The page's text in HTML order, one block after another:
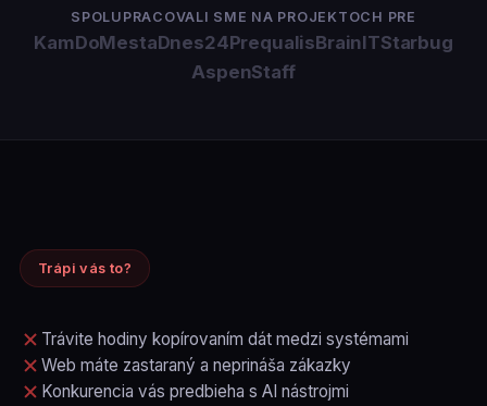
SPOLUPRACOVALI SME NA PROJEKTOCH PRE
KamDoMestaDnes24PrequalisBrainITStarbug
AspenStaff
Trápi vás to?
Trávite hodiny kopírovaním dát medzi systémami
Web máte zastaraný a neprináša zákazky
Konkurencia vás predbieha s AI nástrojmi